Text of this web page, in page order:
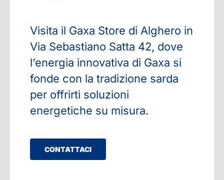
Visita il Gaxa Store di Alghero in
Via Sebastiano Satta 42, dove
l’energia innovativa di Gaxa si
fonde con la tradizione sarda
per offrirti soluzioni
energetiche su misura.
CONTATTACI